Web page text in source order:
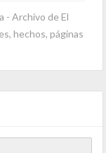
- Archivo de El
hechos, páginas